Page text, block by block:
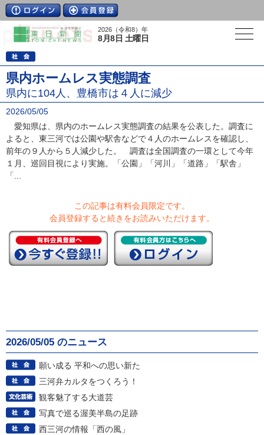
2026（令和8）年
8月8日 土曜日
県内ホームレス実態調査
県内に104人、豊橋市は４人に減少
2026/05/05
愛知県は、県内のホームレス実態調査の結果を公表した。調査に
よると、東三河では公園や駅舎などで４人のホームレスを確認し、
前年の９人から５人減少した。 調査は全国調査の一環として今年
１月、巡回目視により実施。「公園」「河川」「道路」「駅舎」
「...
この記事は有料会員限定です。
会員登録すると続きをお読みいただけます。
2026/05/05 のニュース
願い成る 平和への思い新た
三河弁カルタをつくろう！
観客魅了する大道芸
写真で巡る渥美半島の足跡
西三河の情報「西の風」